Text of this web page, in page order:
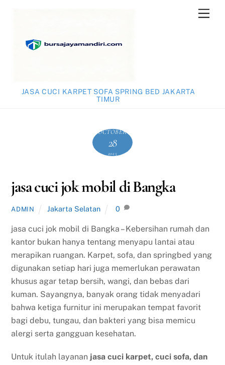
JASA CUCI KARPET SOFA SPRING BED JAKARTA
TIMUR
OCTOBER
28
2025
jasa cuci jok mobil di Bangka
ADMIN Jakarta Selatan 0
jasa cuci jok mobil di Bangka – Kebersihan rumah dan
kantor bukan hanya tentang menyapu lantai atau
merapikan ruangan. Karpet, sofa, dan springbed yang
digunakan setiap hari juga memerlukan perawatan
khusus agar tetap bersih, wangi, dan bebas dari
kuman. Sayangnya, banyak orang tidak menyadari
bahwa ketiga furnitur ini merupakan tempat favorit
bagi debu, tungau, dan bakteri yang bisa memicu
alergi serta gangguan kesehatan.
Untuk itulah layanan jasa cuci karpet, cuci sofa, dan